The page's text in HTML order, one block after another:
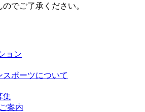
でご了承ください。
ョン
スポーツについて
集
案内